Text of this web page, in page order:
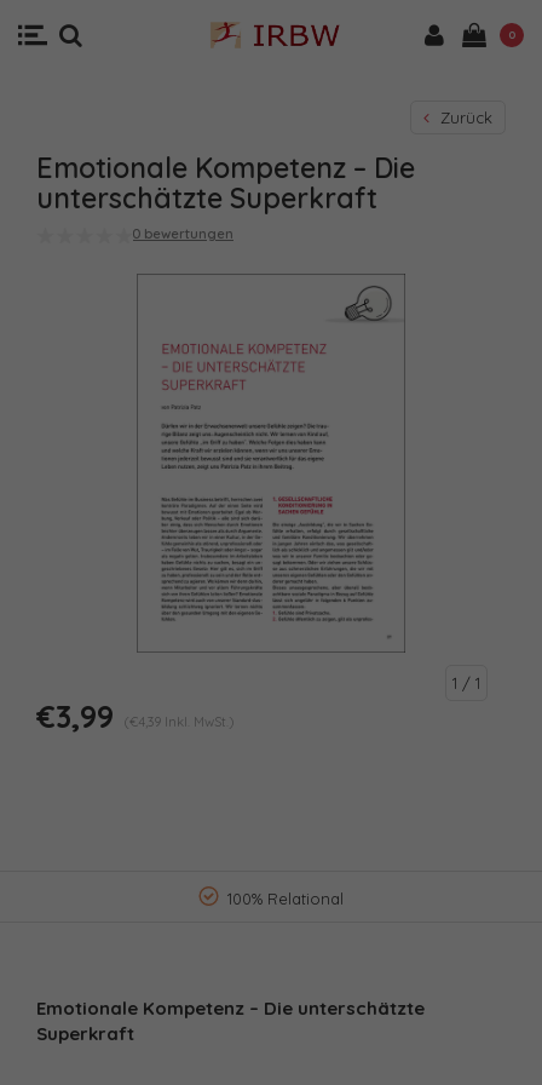
0
Zurück
Emotionale Kompetenz – Die
unterschätzte Superkraft
0 bewertungen
1 / 1
€3,99 (€4,39 Inkl. MwSt.)
100% Relational
Emotionale Kompetenz – Die unterschätzte
Superkraft